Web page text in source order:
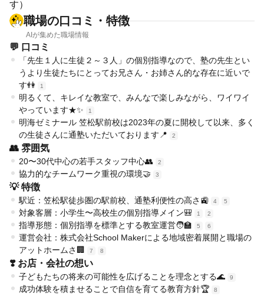
す）
職場の口コミ・特徴
AIが集めた職場情報
💬 口コミ
「先生１人に生徒２～３人」の個別指導なので、塾の先生とい
うより生徒たちにとってお兄さん・お姉さん的な存在に近いで
す👫
1
明るくて、キレイな教室で、みんなで楽しみながら、ワイワイ
やっています★✨
1
明海ゼミナール 笠松駅前校は2023年の夏に開校して以来、多く
の生徒さんに通塾いただいております📍
2
👥 雰囲気
20〜30代中心の若手スタッフ中心👥 2
協力的なチームワーク重視の環境🤝 3
💡 特徴
駅近：笠松駅徒歩圏の駅前校、通塾利便性の高さ🚉 4 5
対象客層：小学生〜高校生の個別指導メイン🎒 1 2
指導形態：個別指導を標準とする教室運営🧑‍🏫 5 6
運営会社：株式会社School Makerによる地域密着展開と職場の
アットホームさ🏢
7 8
❣️ お店・会社の想い
子どもたちの将来の可能性を広げることを理念とする🌊 9
成功体験を積ませることで自信を育てる教育方針🏆 8